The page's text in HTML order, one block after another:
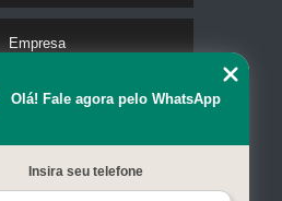
Empresa
Missão
Serviços
Olá! Fale agora pelo WhatsApp
Insira seu telefone